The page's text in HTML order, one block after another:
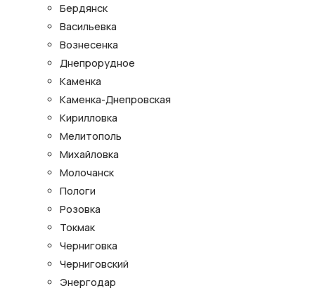
Бердянск
Васильевка
Вознесенка
Днепрорудное
Каменка
Каменка-Днепровская
Кирилловка
Мелитополь
Михайловка
Молочанск
Пологи
Розовка
Токмак
Черниговка
Черниговский
Энергодар